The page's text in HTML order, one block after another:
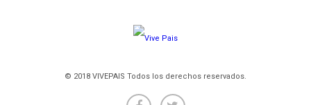
© 2018 VIVEPAIS Todos los derechos reservados.